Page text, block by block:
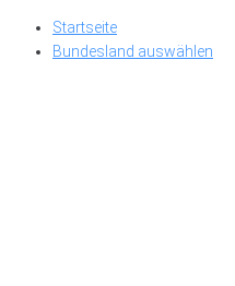
Skip
Startseite
Bundesland auswählen